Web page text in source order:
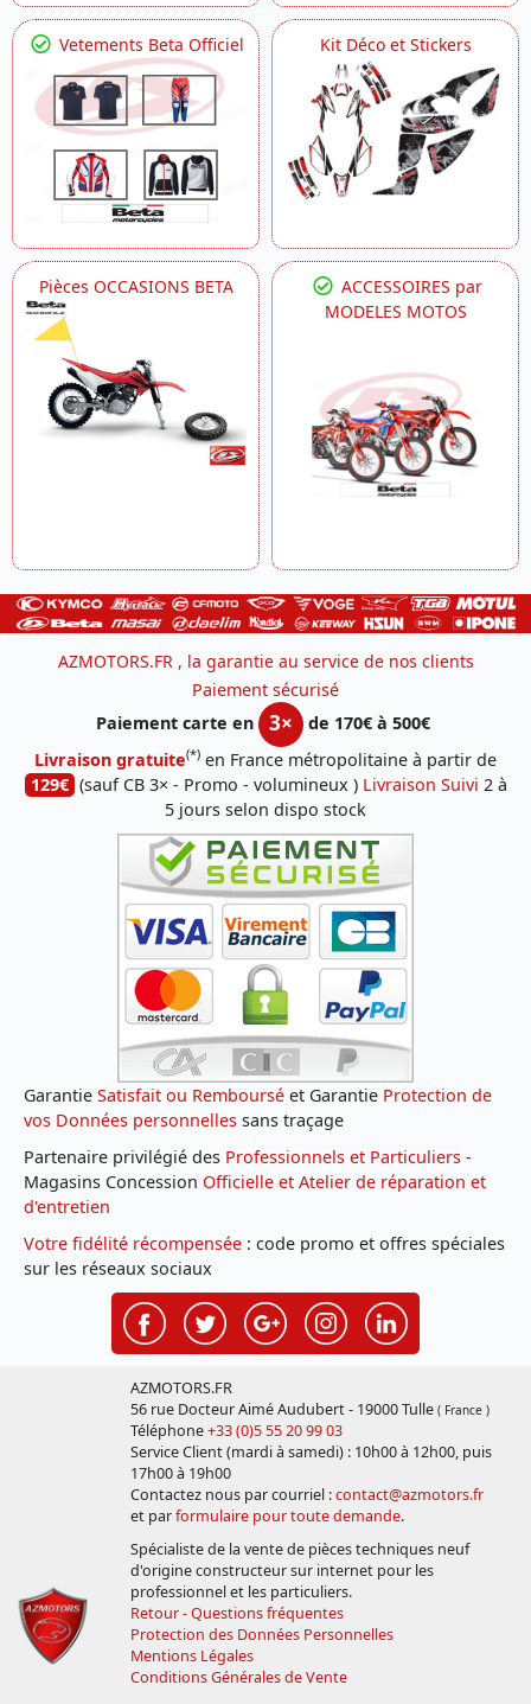
Vetements Beta Officiel Kit Déco et Stickers
Pièces OCCASIONS BETA
ACCESSOIRES par
MODELES MOTOS
AZMOTORS.FR , la garantie au service de nos clients
Paiement sécurisé
Paiement carte en
3×
de 170€ à 500€
Livraison gratuite(*) en France métropolitaine à partir de
129€ (sauf CB 3× - Promo - volumineux ) Livraison Suivi 2 à
5 jours selon dispo stock
Garantie Satisfait ou Remboursé et Garantie Protection de
vos Données personnelles sans traçage
Partenaire privilégié des Professionnels et Particuliers -
Magasins Concession Officielle et Atelier de réparation et
d'entretien
Votre fidélité récompensée : code promo et offres spéciales
sur les réseaux sociaux
AZMOTORS.FR
56 rue Docteur Aimé Audubert - 19000 Tulle ( France )
Téléphone+33 (0)5 55 20 99 03
Service Client (mardi à samedi) : 10h00 à 12h00, puis
17h00 à 19h00
Contactez nous par courriel :contact@azmotors.fr
et parformulaire pour toute demande.
Spécialiste de la vente de pièces techniques neuf
d'origine constructeur sur internet pour les
professionnel et les particuliers.
Retour - Questions fréquentes
Protection des Données Personnelles
Mentions Légales
Conditions Générales de Vente